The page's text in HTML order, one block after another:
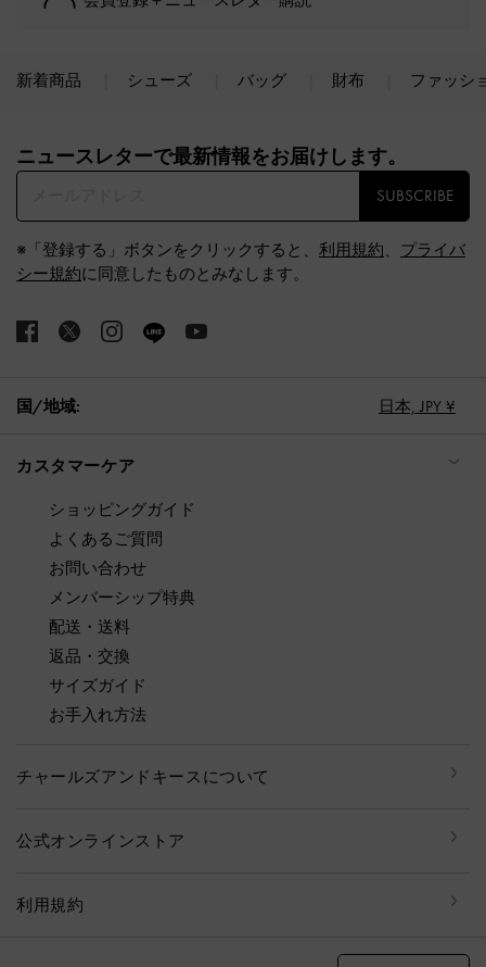
新着商品 シューズ バッグ 財布 ファッシ
ニュースレターで最新情報をお届けします。​
SUBSCRIBE
※「登録する」ボタンをクリックすると、 利用規約、 プライバ
シー規約に同意したものとみなします。
国/地域: 日本, JPY ¥
カスタマーケア
ショッピングガイド
よくあるご質問
お問い合わせ
メンバーシップ特典
配送・送料
返品・交換
サイズガイド
お手入れ方法
チャールズアンドキースについて
公式オンラインストア
利用規約